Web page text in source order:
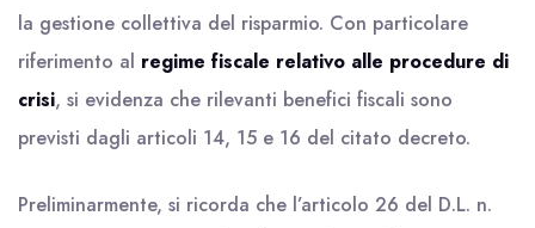
la gestione collettiva del risparmio. Con particolare
riferimento al regime fiscale relativo alle procedure di
crisi, si evidenza che rilevanti benefici fiscali sono
previsti dagli articoli 14, 15 e 16 del citato decreto.
Preliminarmente, si ricorda che l’articolo 26 del D.L. n.